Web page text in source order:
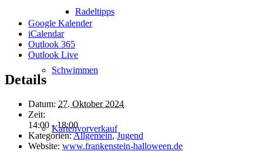
Radeltipps
Schwimmen
Kartenvorverkauf
Google Kalender
iCalendar
Outlook 365
Outlook Live
Details
Datum: 27. Oktober 2024
Zeit:
14:00 - 18:00
Kategorien:Allgemein,Jugend
Website: www.frankenstein-halloween.de